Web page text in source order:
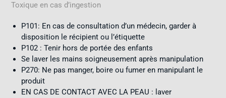
Toxique en cas d’ingestion
P101: En cas de consultation d’un médecin, garder à
disposition le récipient ou l’étiquette
P102 : Tenir hors de portée des enfants
Se laver les mains soigneusement après manipulation
P270: Ne pas manger, boire ou fumer en manipulant le
produit
EN CAS DE CONTACT AVEC LA PEAU : laver